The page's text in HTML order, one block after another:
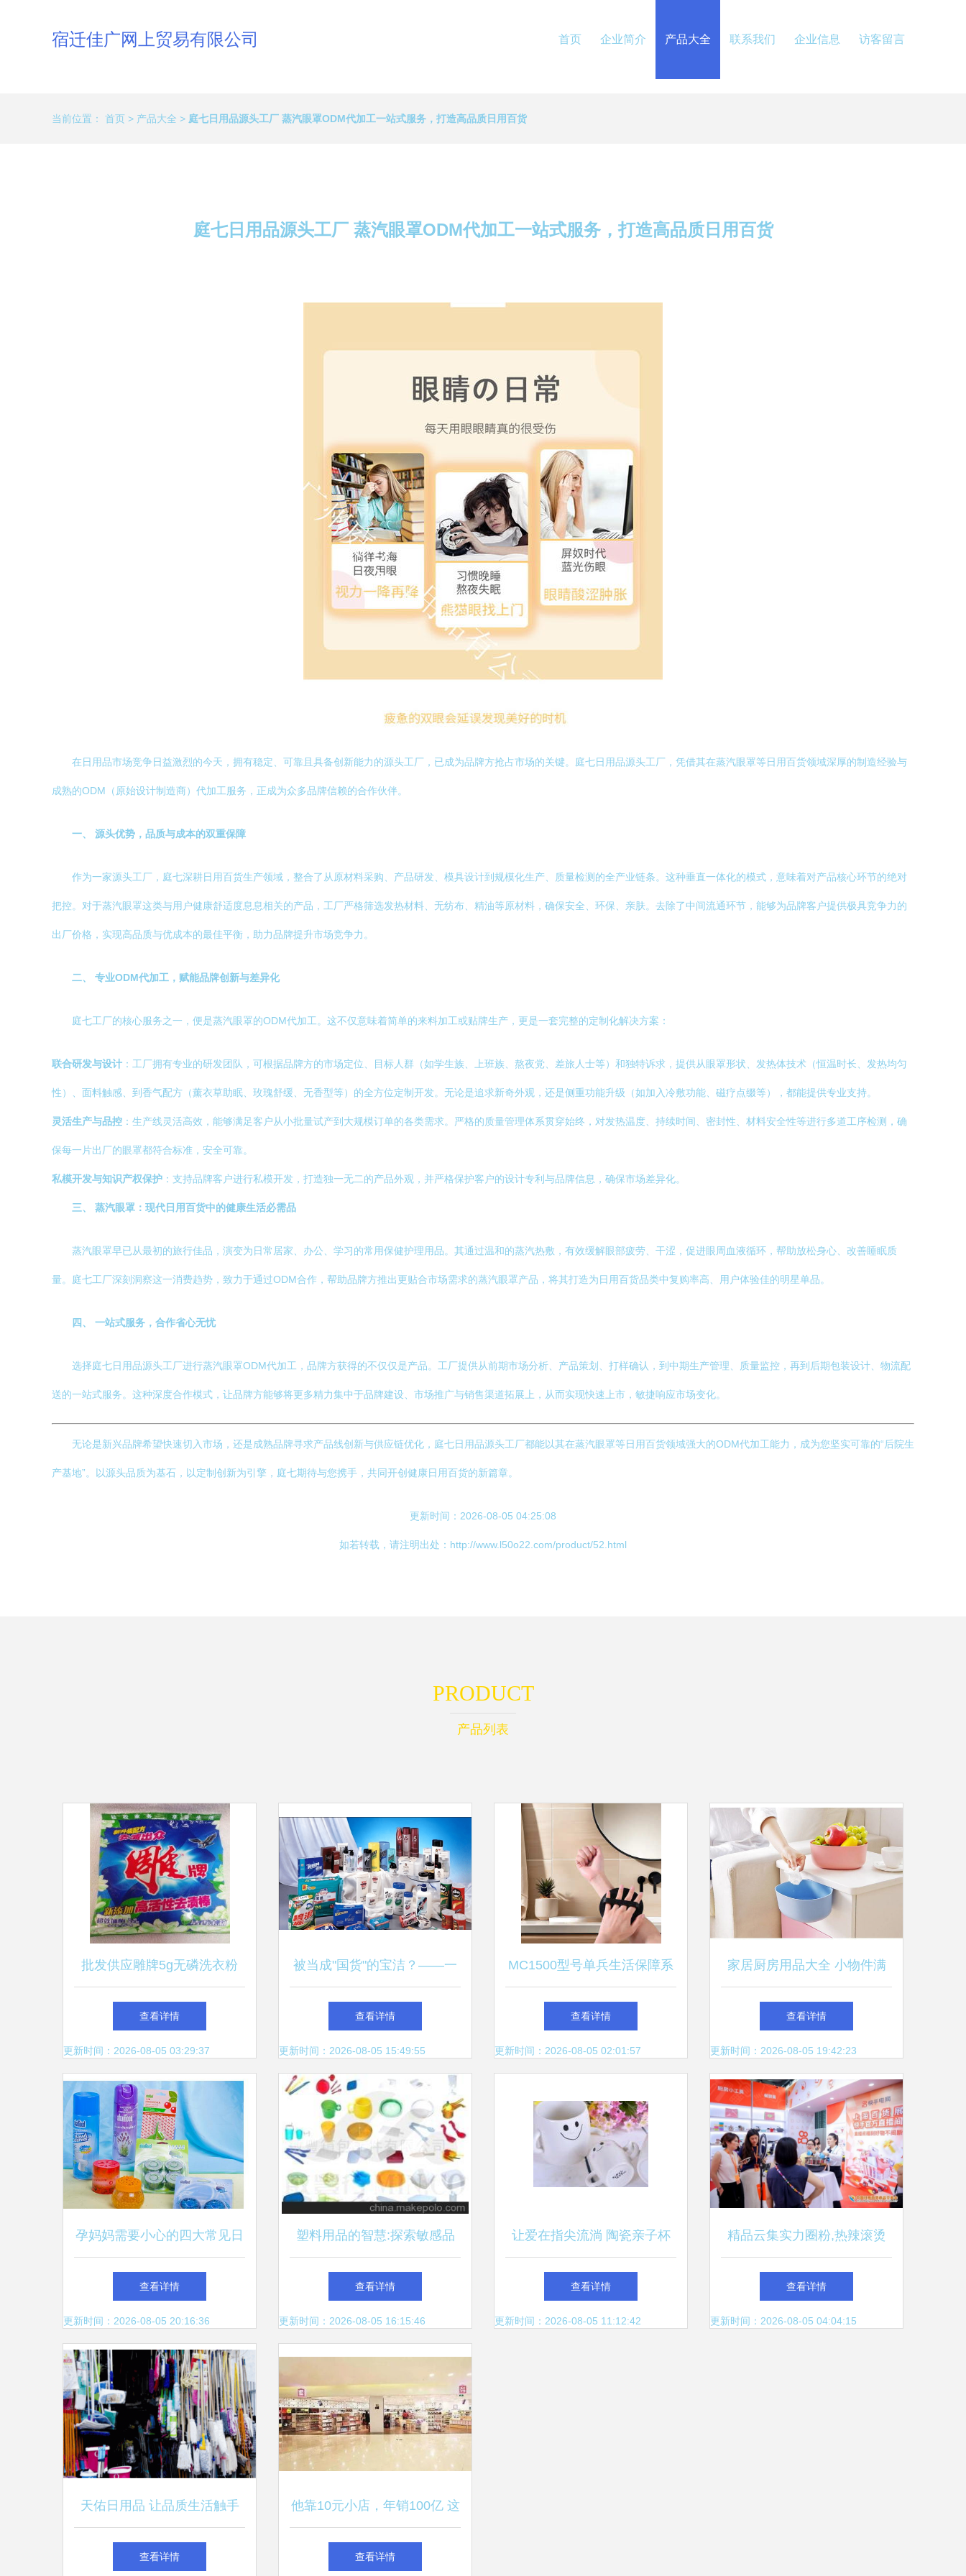
宿迁佳广网上贸易有限公司 首页 企业简介 产品大全 联系我们 企业信息 访客留言
当前位置： 首页 > 产品大全 > 庭七日用品源头工厂 蒸汽眼罩ODM代加工一站式服务，打造高品质日用百货
庭七日用品源头工厂 蒸汽眼罩ODM代加工一站式服务，打造高品质日用百货
在日用品市场竞争日益激烈的今天，拥有稳定、可靠且具备创新能力的源头工厂，已成为品牌方抢占市场的关键。庭七日用品源头工厂，凭借其在蒸汽眼罩等日用百货领域深厚的制造经验与
成熟的ODM（原始设计制造商）代加工服务，正成为众多品牌信赖的合作伙伴。
一、 源头优势，品质与成本的双重保障
作为一家源头工厂，庭七深耕日用百货生产领域，整合了从原材料采购、产品研发、模具设计到规模化生产、质量检测的全产业链条。这种垂直一体化的模式，意味着对产品核心环节的绝对
把控。对于蒸汽眼罩这类与用户健康舒适度息息相关的产品，工厂严格筛选发热材料、无纺布、精油等原材料，确保安全、环保、亲肤。去除了中间流通环节，能够为品牌客户提供极具竞争力的
出厂价格，实现高品质与优成本的最佳平衡，助力品牌提升市场竞争力。
二、 专业ODM代加工，赋能品牌创新与差异化
庭七工厂的核心服务之一，便是蒸汽眼罩的ODM代加工。这不仅意味着简单的来料加工或贴牌生产，更是一套完整的定制化解决方案：
联合研发与设计 ：工厂拥有专业的研发团队，可根据品牌方的市场定位、目标人群（如学生族、上班族、熬夜党、差旅人士等）和独特诉求，提供从眼罩形状、发热体技术（恒温时长、发热均匀
性）、面料触感、到香气配方（薰衣草助眠、玫瑰舒缓、无香型等）的全方位定制开发。无论是追求新奇外观，还是侧重功能升级（如加入冷敷功能、磁疗点缀等），都能提供专业支持。
灵活生产与品控 ：生产线灵活高效，能够满足客户从小批量试产到大规模订单的各类需求。严格的质量管理体系贯穿始终，对发热温度、持续时间、密封性、材料安全性等进行多道工序检测，确
保每一片出厂的眼罩都符合标准，安全可靠。
私模开发与知识产权保护 ：支持品牌客户进行私模开发，打造独一无二的产品外观，并严格保护客户的设计专利与品牌信息，确保市场差异化。
三、 蒸汽眼罩：现代日用百货中的健康生活必需品
蒸汽眼罩早已从最初的旅行佳品，演变为日常居家、办公、学习的常用保健护理用品。其通过温和的蒸汽热敷，有效缓解眼部疲劳、干涩，促进眼周血液循环，帮助放松身心、改善睡眠质
量。庭七工厂深刻洞察这一消费趋势，致力于通过ODM合作，帮助品牌方推出更贴合市场需求的蒸汽眼罩产品，将其打造为日用百货品类中复购率高、用户体验佳的明星单品。
四、 一站式服务，合作省心无忧
选择庭七日用品源头工厂进行蒸汽眼罩ODM代加工，品牌方获得的不仅仅是产品。工厂提供从前期市场分析、产品策划、打样确认，到中期生产管理、质量监控，再到后期包装设计、物流配
送的一站式服务。这种深度合作模式，让品牌方能够将更多精力集中于品牌建设、市场推广与销售渠道拓展上，从而实现快速上市，敏捷响应市场变化。
无论是新兴品牌希望快速切入市场，还是成熟品牌寻求产品线创新与供应链优化，庭七日用品源头工厂都能以其在蒸汽眼罩等日用百货领域强大的ODM代加工能力，成为您坚实可靠的“后院生
产基地”。以源头品质为基石，以定制创新为引擎，庭七期待与您携手，共同开创健康日用百货的新篇章。
更新时间：2026-08-05 04:25:08
如若转载，请注明出处：http://www.l50o22.com/product/52.html
PRODUCT
产品列表
批发供应雕牌5g无磷洗衣粉
日常选择，福利福利供应
查看详情
更新时间：2026-08-05 03:29:37
被当成"国货"的宝洁？——一
家美国企业如何占据中国日用
市场大半江山
查看详情
更新时间：2026-08-05 15:49:55
MC1500型号单兵生活保障系
统 重塑野战条件下的日用百
货供给模式
查看详情
更新时间：2026-08-05 02:01:57
家居厨房用品大全 小物件满
9.9元起，提升生活品质的日
用百货指南
查看详情
更新时间：2026-08-05 19:42:23
孕妈妈需要小心的四大常见日
用品！千万不要不当回事哦！
查看详情
更新时间：2026-08-05 20:16:36
塑料用品的智慧:探索敏感品
密封技术的最佳品类——广州
富丰共箱包装矩阵
查看详情
更新时间：2026-08-05 16:15:46
让爱在指尖流淌 陶瓷亲子杯
选购攻略与简介
查看详情
更新时间：2026-08-05 11:12:42
精品云集实力圈粉,热辣滚烫
燃爆全场 第117届中国日用百
货商品交易会完美收官
查看详情
更新时间：2026-08-05 04:04:15
天佑日用品 让品质生活触手
可及
查看详情
他靠10元小店，年销100亿 这
才是商业模式的秘密
查看详情